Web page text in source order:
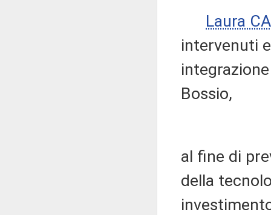
Laura
intervenuti
Bossio,
al fine di
della